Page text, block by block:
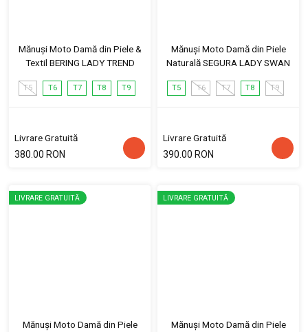
Mănuși Moto Damă din Piele &
Textil BERING LADY TREND
T5 T6 T7 T8 T9
Livrare Gratuită
380.00 RON
Mănuși Moto Damă din Piele
Naturală SEGURA LADY SWAN
T5 T6 T7 T8 T9
Livrare Gratuită
390.00 RON
LIVRARE GRATUITĂ
Mănuși Moto Damă din Piele
LIVRARE GRATUITĂ
Mănuși Moto Damă din Piele